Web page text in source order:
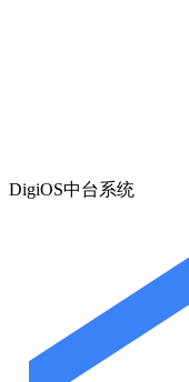
DigiOS中台系统